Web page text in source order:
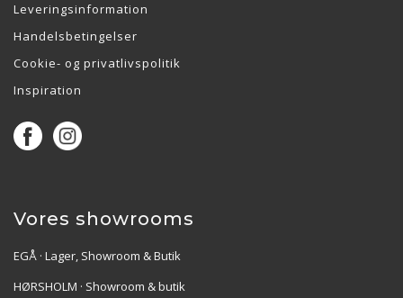
Leveringsinformation
Handelsbetingelser
Cookie- og privatlivspolitik
Inspiration
Vores showrooms
EGÅ · Lager, Showroom & Butik
HØRSHOLM · Showroom & butik